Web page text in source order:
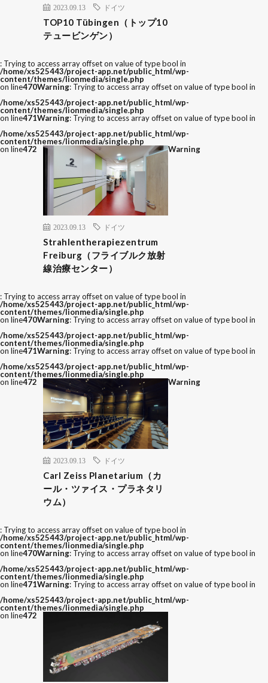
2023.09.13 ドイツ
TOP10 Tübingen（トップ10
テュービンゲン）
: Trying to access array offset on value of type bool in
/home/xs525443/project-app.net/public_html/wp-
content/themes/lionmedia/single.php
on line470Warning: Trying to access array offset on value of type bool in
/home/xs525443/project-app.net/public_html/wp-
content/themes/lionmedia/single.php
on line471Warning: Trying to access array offset on value of type bool in
/home/xs525443/project-app.net/public_html/wp-
content/themes/lionmedia/single.php
on line472
2023.09.13 ドイツ
Strahlentherapiezentrum
Freiburg（フライブルク放射
線治療センター）
Warning
: Trying to access array offset on value of type bool in
/home/xs525443/project-app.net/public_html/wp-
content/themes/lionmedia/single.php
on line470Warning: Trying to access array offset on value of type bool in
/home/xs525443/project-app.net/public_html/wp-
content/themes/lionmedia/single.php
on line471Warning: Trying to access array offset on value of type bool in
/home/xs525443/project-app.net/public_html/wp-
content/themes/lionmedia/single.php
on line472
2023.09.13 ドイツ
Carl Zeiss Planetarium（カ
ール・ツァイス・プラネタリ
ウム）
Warning
: Trying to access array offset on value of type bool in
/home/xs525443/project-app.net/public_html/wp-
content/themes/lionmedia/single.php
on line470Warning: Trying to access array offset on value of type bool in
/home/xs525443/project-app.net/public_html/wp-
content/themes/lionmedia/single.php
on line471Warning: Trying to access array offset on value of type bool in
/home/xs525443/project-app.net/public_html/wp-
content/themes/lionmedia/single.php
on line472